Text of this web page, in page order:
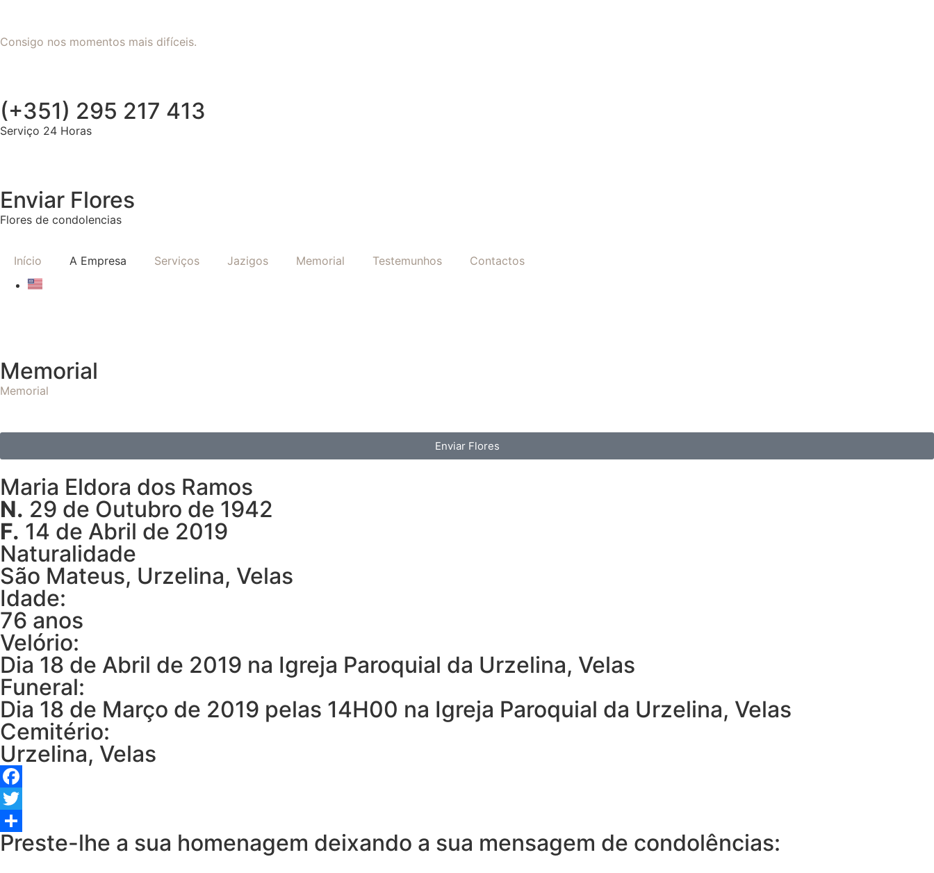
Consigo nos momentos mais difíceis.
(+351) 295 217 413
Serviço 24 Horas
Enviar Flores
Flores de condolencias
Início A Empresa Serviços Jazigos Memorial Testemunhos Contactos
Memorial
Memorial
Enviar Flores
Maria Eldora dos Ramos
N. 29 de Outubro de 1942
F. 14 de Abril de 2019
Naturalidade
São Mateus, Urzelina, Velas
Idade:
76 anos
Velório:
Dia 18 de Abril de 2019 na Igreja Paroquial da Urzelina, Velas
Funeral:
Dia 18 de Março de 2019 pelas 14H00 na Igreja Paroquial da Urzelina, Velas
Cemitério:
Urzelina, Velas
Facebook
Twitter
Share
Preste-lhe a sua homenagem deixando a sua mensagem de condolências: